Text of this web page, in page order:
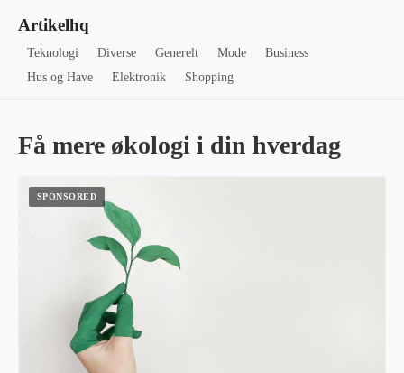
Artikelhq
Teknologi Diverse Generelt Mode
Business
Hus og Have
Elektronik Shopping
Få mere økologi i din hverdag